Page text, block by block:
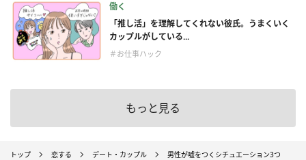
働く
「推し活」を理解してくれない彼氏。うまくいく
カップルがしている...
＃お仕事ハック
もっと見る
トップ 恋する デート・カップル 男性が嘘をつくシチュエーション3つ